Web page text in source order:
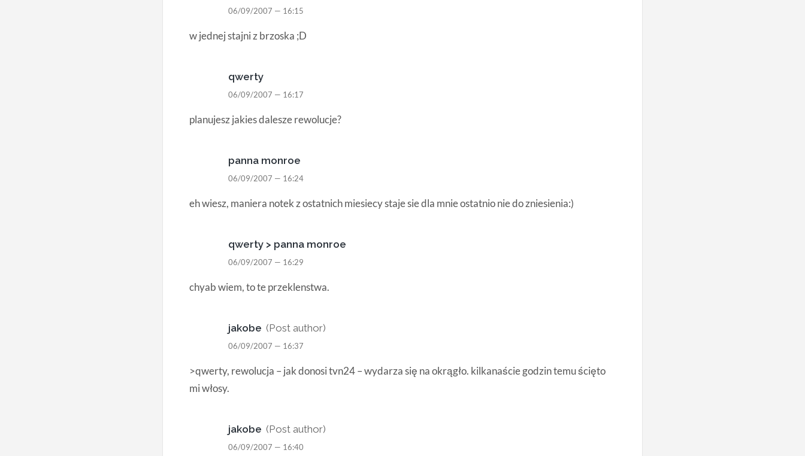
06/09/2007 — 16:15
w jednej stajni z brzoska ;D
qwerty
06/09/2007 — 16:17
planujesz jakies dalesze rewolucje?
panna monroe
06/09/2007 — 16:24
eh wiesz, maniera notek z ostatnich miesiecy staje sie dla mnie ostatnio nie do zniesienia:)
qwerty > panna monroe
06/09/2007 — 16:29
chyab wiem, to te przeklenstwa.
jakobe (Post author)
06/09/2007 — 16:37
>qwerty, rewolucja – jak donosi tvn24 – wydarza się na okrągło. kilkanaście godzin temu ścięto
mi włosy.
jakobe (Post author)
06/09/2007 — 16:40